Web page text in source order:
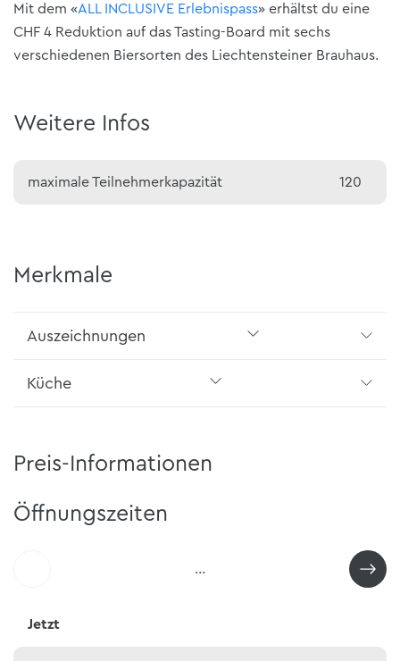
Mit dem «ALL INCLUSIVE Erlebnispass» erhältst du eine
CHF 4 Reduktion auf das Tasting-Board mit sechs
verschiedenen Biersorten des Liechtensteiner Brauhaus.
Weitere Infos
maximale Teilnehmerkapazität 120
Merkmale
Auszeichnungen
Küche
Preis-Informationen
Öffnungszeiten
…
Jetzt